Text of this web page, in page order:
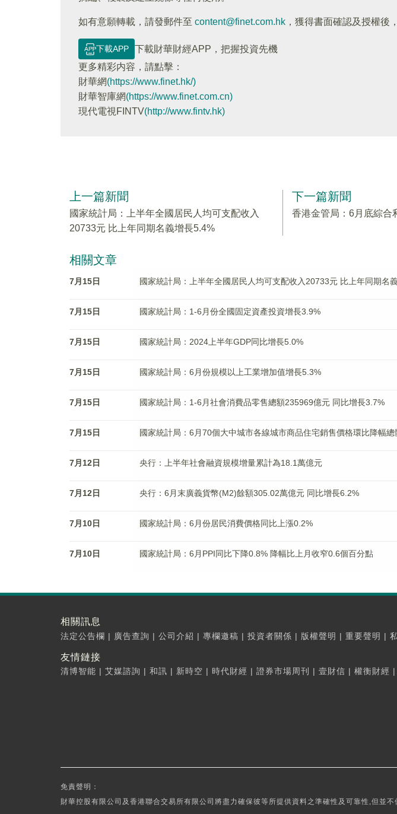
如有意願轉載，請發郵件至 content@finet.com.hk ，獲得書面確認及授權後
下載APP
下載財華財經APP，把握投資先機
更多精彩内容，請點擊：
財華網(https://www.finet.hk/)
財華智庫網(https://www.finet.com.cn)
現代電視FINTV(http://www.fintv.hk)
上一篇新聞
國家統計局：上半年全國居民人均可支配收入
20733元 比上年同期名義增長5.4%
下一篇新聞
香港金管局：6月底綜合
相關文章
7月15日 國家統計局：上半年全國居民人均可支配收入20733元 比上年同期名
7月15日 國家統計局：1-6月份全國固定資產投資增長3.9%
7月15日 國家統計局：2024上半年GDP同比增長5.0%
7月15日 國家統計局：6月份規模以上工業增加值增長5.3%
7月15日 國家統計局：1-6月社會消費品零售總額235969億元 同比增長3.7%
7月15日 國家統計局：6月70個大中城市各線城市商品住宅銷售價格環比降幅總
7月12日 央行：上半年社會融資規模增量累計為18.1萬億元
7月12日 央行：6月末廣義貨幣(M2)餘額305.02萬億元 同比增長6.2%
7月10日 國家統計局：6月份居民消費價格同比上漲0.2%
7月10日 國家統計局：6月PPI同比下降0.8% 降幅比上月收窄0.6個百分點
相關訊息
法定公告欄 | 廣告查詢 | 公司介紹 | 專欄邀稿 | 投資者關係 | 版權聲明 | 重要聲明 |
友情鏈接
清博智能 | 艾媒諮詢 | 和訊 | 新時空 | 時代財經 | 證券市場周刊 | 壹財信 | 權衡財經 |
免責聲明：
財華控股有限公司及香港聯合交易所有限公司將盡力確保彼等所提供資料之準確性及可靠性,但並